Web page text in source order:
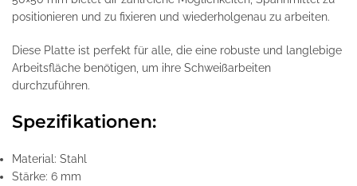
positionieren und zu fixieren und wiederholgenau zu arbeiten.
Diese Platte ist perfekt für alle, die eine robuste und langlebige
Arbeitsfläche benötigen, um ihre Schweißarbeiten
durchzuführen.
Spezifikationen:
Material: Stahl
Stärke: 6 mm